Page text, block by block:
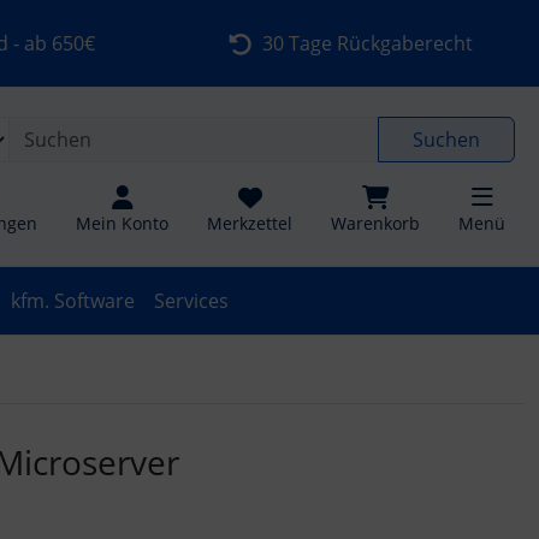
- ab 650€ 30 Tage Rückgaberecht
Suchen
Mein Konto Merkzettel Warenkorb Menü
kfm. Software Services